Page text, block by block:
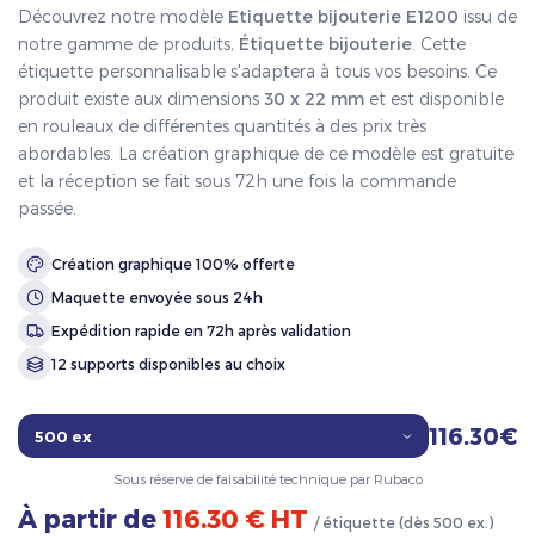
Découvrez notre modèle Etiquette bijouterie E1200 issu de
notre gamme de produits, Étiquette bijouterie . Cette
étiquette personnalisable s'adaptera à tous vos besoins. Ce
produit existe aux dimensions 30 x 22 mm et est disponible
en rouleaux de différentes quantités à des prix très
abordables. La création graphique de ce modèle est gratuite
et la réception se fait sous 72h une fois la commande
passée.
Création graphique 100% offerte
Maquette envoyée sous 24h
Expédition rapide en 72h après validation
12 supports disponibles au choix
116.30€
Sous réserve de faisabilité technique par Rubaco
À partir de 116.30 € HT / étiquette (dès 500 ex.)